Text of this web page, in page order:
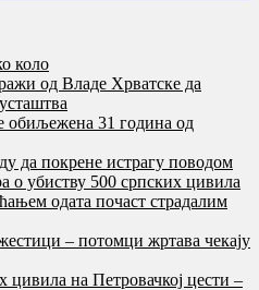
коло
од Владе Хрватске да
31 година од
да покрене истрагу поводом
о убиству 500 српских цивила
одата почаст страдалим
– потомци жртава чекају
на Петровачкој цести –